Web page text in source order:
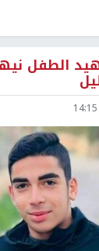
الطفل